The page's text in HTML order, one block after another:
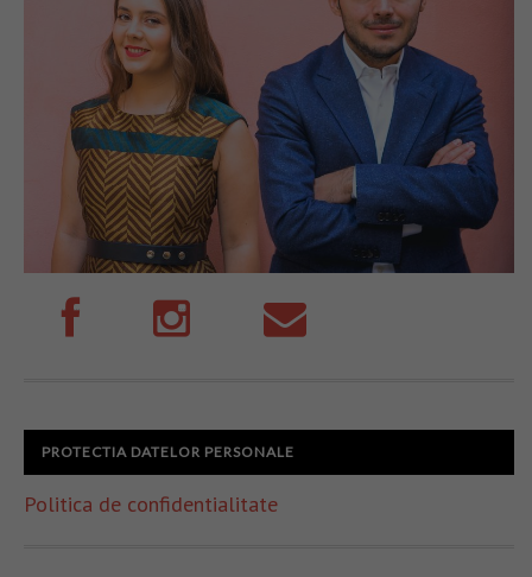
PROTECTIA DATELOR PERSONALE
Politica de confidentialitate